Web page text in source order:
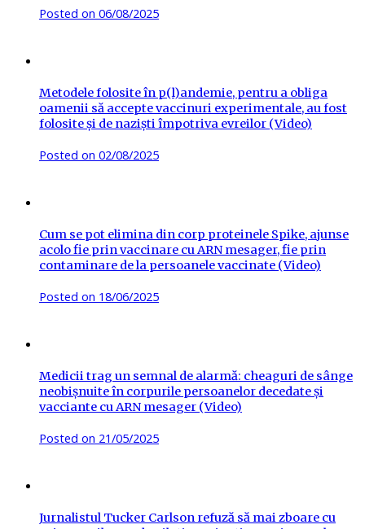
Posted on 06/08/2025
Metodele folosite în p(l)andemie, pentru a obliga
oamenii să accepte vaccinuri experimentale, au fost
folosite și de naziști împotriva evreilor (Video)
Posted on 02/08/2025
Cum se pot elimina din corp proteinele Spike, ajunse
acolo fie prin vaccinare cu ARN mesager, fie prin
contaminare de la persoanele vaccinate (Video)
Posted on 18/06/2025
Medicii trag un semnal de alarmă: cheaguri de sânge
neobișnuite în corpurile persoanelor decedate și
vacciante cu ARN mesager (Video)
Posted on 21/05/2025
Jurnalistul Tucker Carlson refuză să mai zboare cu